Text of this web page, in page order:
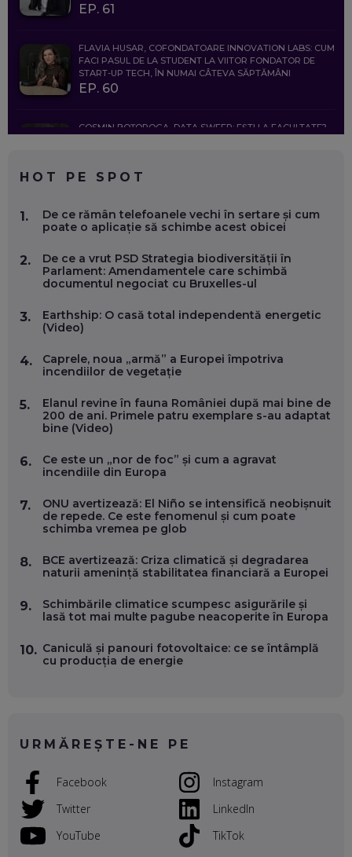
EP. 61
FLAVIA HUSAR, COFONDATOARE INNOVATION LABS: CUM
FACI PASUL DE LA STUDENT LA VIITOR FONDATOR DE
START-UP TECH, ÎN NUMAI CÂTEVA SĂPTĂMÂNI
EP. 60
COSMIN BOȚOROGA, DATA SWEEP: EȘTI LA FACULTATE?
FOLOSEȘTI TEHNOLOGIA CA SĂ FII MAI BUN LA JOB. ȘI CUM
SE VA SCHIMBA MUNCA, ÎN URMĂTORII ANI
MARIUS PAȘCULEA, COFONDATOR AL KULTH: CUM
CĂTRE ARTĂ, LA NIVEL GLOBAL
EP. 57
ANDREI AVĂDANEI, BIT SENTINEL: CUM ÎȚI PROTEJEZI
EFICIENT VIAȚA ONLINE. ȘI CARE SUNT PRIMII PAȘI ÎNTR-O
EP. 56
ÎNVAȚĂ AEO ȘI GEO!
EP. 55
OLIVIU MATEI, HOLISUN: SOFTWARE DE LA CLUJ PENTRU
WASHINGTON, OCHELARI INTELIGENȚI ȘI FERME
EP. 54
VALENTIN VANCEA, CEO AL PATRIA BANK: AUTOMATIZĂM
PROCESE, DAR CE FACEM CÂND PICĂ BAZA DE DATE, LA
EP. 53
ROBERT GRAUR, FOMO: SPEAKERUL PE SCENĂ, INVITATUL
DERULO, STEVEN BARTLETT ȘI ALȚI PESTE 60 DE
EP. 51
RADU MOȚOC, TECHSOUP: O TREIME DINTRE
PARTICIPANȚII LA DEZBATERILE DE PE REȚELE SOCIALE
HOT PE SPOT
1.
De ce rămân telefoanele vechi în sertare și cum
poate o aplicație să schimbe acest obicei
2.
De ce a vrut PSD Strategia biodiversității în
Parlament: Amendamentele care schimbă
documentul negociat cu Bruxelles-ul
3.
Earthship: O casă total independentă energetic
(Video)
4.
Caprele, noua „armă” a Europei împotriva
incendiilor de vegetație
5.
Elanul revine în fauna României după mai bine de
200 de ani. Primele patru exemplare s-au adaptat
bine (Video)
6.
Ce este un „nor de foc” și cum a agravat
incendiile din Europa
7.
ONU avertizează: El Niño se intensifică neobișnuit
de repede. Ce este fenomenul și cum poate
schimba vremea pe glob
8.
BCE avertizează: Criza climatică și degradarea
naturii amenință stabilitatea financiară a Europei
9.
Schimbările climatice scumpesc asigurările și
lasă tot mai multe pagube neacoperite în Europa
10. Caniculă și panouri fotovoltaice: ce se întâmplă
cu producția de energie
URMĂREȘTE-NE PE
Facebook
Twitter
YouTube
Instagram
LinkedIn
TikTok